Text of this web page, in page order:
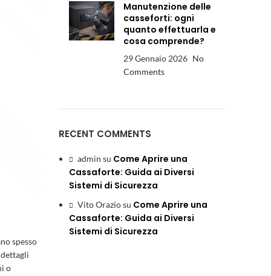
spesso
o
Manutenzione delle
casseforti: ogni
quanto effettuarla e
cosa comprende?
29 Gennaio 2026 No
Comments
RECENT COMMENTS
admin su Come Aprire una
Cassaforte: Guida ai Diversi
Sistemi di Sicurezza
Vito Oraziosu Come Aprire una
Cassaforte: Guida ai Diversi
Sistemi di Sicurezza